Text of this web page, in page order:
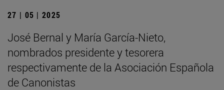
27 | 05 | 2025
José Bernal y María García-Nieto,
nombrados presidente y tesorera
respectivamente de la Asociación Española
de Canonistas